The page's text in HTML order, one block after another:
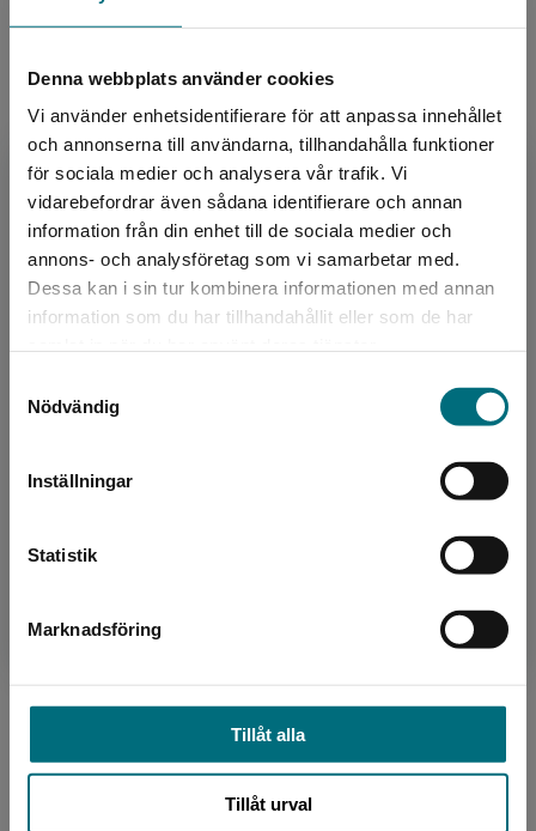
Denna webbplats använder cookies
Vi använder enhetsidentifierare för att anpassa innehållet
och annonserna till användarna, tillhandahålla funktioner
för sociala medier och analysera vår trafik. Vi
vidarebefordrar även sådana identifierare och annan
information från din enhet till de sociala medier och
annons- och analysföretag som vi samarbetar med.
Dessa kan i sin tur kombinera informationen med annan
information som du har tillhandahållit eller som de har
Nödvändig
Inställningar
Statistik
Marknadsföring
Tillåt alla
Tillåt urval
Begränsad fraktregion
Det verkar som att du besöker
nyponochviljaforlag.se via en enhet utanför
Sverige. För att kunna slutföra ett köp måste
Författare
Janina Kastevik
Janina Kastevik är barnboksförfattare, jurist och
trebarnsmamma. Hon debuterade med boken
Slottet av is 2013. Janina Kastevik och Sarah
Utas är sy...
Sarah Utas är barn- och ungdomsbibliotekarie
med många års erfarenhet av barnlitteratur
person med ...